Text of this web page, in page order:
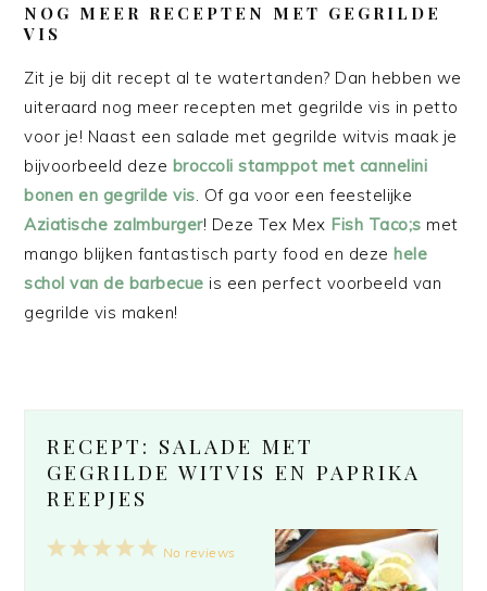
NOG MEER RECEPTEN MET GEGRILDE
VIS
Zit je bij dit recept al te watertanden? Dan hebben we
uiteraard nog meer recepten met gegrilde vis in petto
voor je! Naast een salade met gegrilde witvis maak je
bijvoorbeeld deze broccoli stamppot met cannelini
bonen en gegrilde vis. Of ga voor een feestelijke
Aziatische zalmburger! Deze Tex Mex Fish Taco;s met
mango blijken fantastisch party food en dezehele
schol van de barbecue is een perfect voorbeeld van
gegrilde vis maken!
RECEPT: SALADE MET
GEGRILDE WITVIS EN PAPRIKA
REEPJES
5
4
3
2
1
No reviews